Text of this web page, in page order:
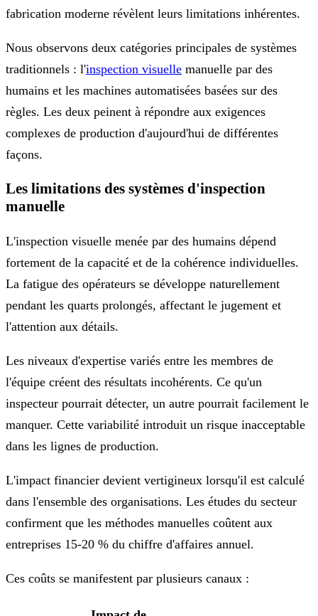
fabrication moderne révèlent leurs limitations inhérentes.
Nous observons deux catégories principales de systèmes
traditionnels : l'inspection visuelle manuelle par des
humains et les machines automatisées basées sur des
règles. Les deux peinent à répondre aux exigences
complexes de production d'aujourd'hui de différentes
façons.
Les limitations des systèmes d'inspection
manuelle
L'inspection visuelle menée par des humains dépend
fortement de la capacité et de la cohérence individuelles.
La fatigue des opérateurs se développe naturellement
pendant les quarts prolongés, affectant le jugement et
l'attention aux détails.
Les niveaux d'expertise variés entre les membres de
l'équipe créent des résultats incohérents. Ce qu'un
inspecteur pourrait détecter, un autre pourrait facilement le
manquer. Cette variabilité introduit un risque inacceptable
dans les lignes de production.
L'impact financier devient vertigineux lorsqu'il est calculé
dans l'ensemble des organisations. Les études du secteur
confirment que les méthodes manuelles coûtent aux
entreprises 15-20 % du chiffre d'affaires annuel.
Ces coûts se manifestent par plusieurs canaux :